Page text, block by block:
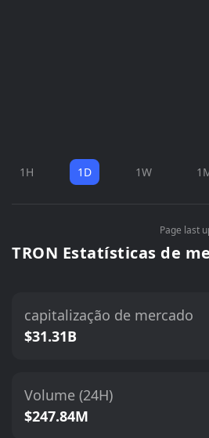
1H 1D 1W
Page last
TRON Estatísticas de
capitalização de mercado
$31.31B
Volume (24H)
$247.84M